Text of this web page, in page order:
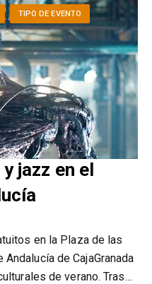
TIPO DE EVENTO
jazz en el
en la Plaza de las
de CajaGranada
de verano. Tras…